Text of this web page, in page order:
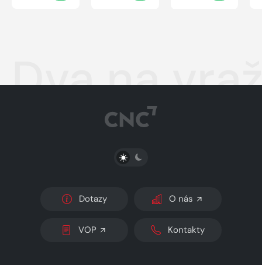
Dva na
PŘEPNOUT SVĚTLÝ/TMAVÝ REŽIM
Dotazy O nás
VOP Kontakty